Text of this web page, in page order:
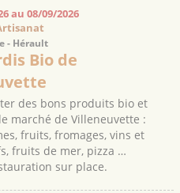
au 08/09/2026
- Hérault
Bio de
des bons produits bio et
marché de Villeneuvette :
fruits, fromages, vins et
fruits de mer, pizza …
sur place.